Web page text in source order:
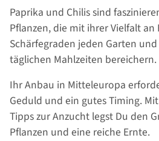
Paprika und Chilis sind
Pflanzen, die mit ihrer Vielfalt
Schärfegraden jeden Garten
täglichen Mahlzeiten bereichern.
Ihr Anbau in Mitteleuropa
Geduld und ein gutes Timing.
Tipps zur Anzucht legst Du den
Pflanzen und eine reiche Ernte.